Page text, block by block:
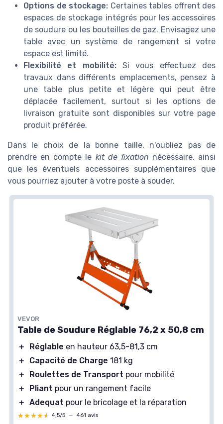
Options de stockage: Certaines tables offrent des
espaces de stockage intégrés pour les accessoires
de soudure ou les bouteilles de gaz. Envisagez une
table avec un système de rangement si votre
espace est limité.
Flexibilité et mobilité:Si vous effectuez des
travaux dans différents emplacements, pensez à
une table plus petite et légère qui peut être
déplacée facilement, surtout si les options de
livraison gratuite sont disponibles sur votre page
produit préférée.
Dans le choix de la bonne taille, n'oubliez pas de
prendre en compte le kit de fixation nécessaire, ainsi
que les éventuels accessoires supplémentaires que
vous pourriez ajouter à votre poste à souder.
VEVOR
Table de Soudure Réglable 76,2 x 50,8 cm
＋ Réglable en hauteur 63,5-81,3 cm
＋
Capacité de Charge 181 kg
＋
Roulettes de Transport pour mobilité
＋
Pliant pour un rangement facile
＋ Adequat pour le bricolage et la réparation
★★★★★
★★★★★ 4,5/5 — 461 avis